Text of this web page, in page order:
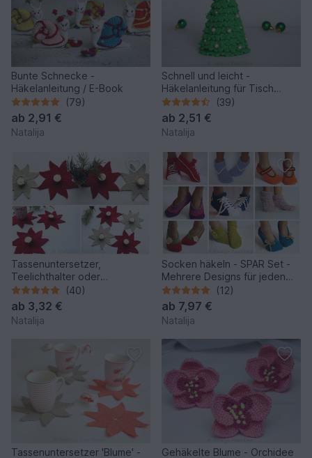
Bunte Schnecke -
Häkelanleitung / E-Book
(79)
ab 2,91 €
Natalija
Schnell und leicht -
Häkelanleitung für Tisch
Tannenbaum(39)
ab 2,51 €
Natalija
Tassenuntersetzer,
Teelichthalter oder
Adventkranz 'Blume' –
Häkelanleitung für Anfänger
(40)
ab 3,32 €
Natalija
Socken häkeln - SPAR Set -
Mehrere Designs für jeden
Geschmack
(12)
ab 7,97 €
Natalija
Tassenuntersetzer 'Blume' -
Gehäkelte Blume - Orchidee